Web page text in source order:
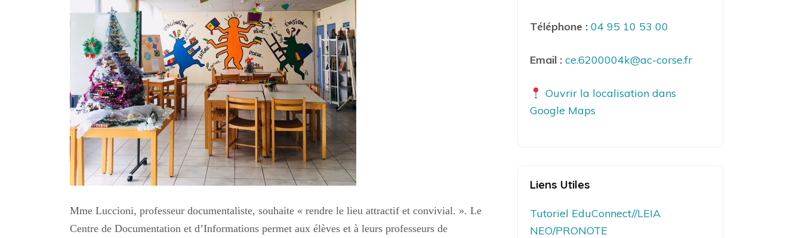
Mme Luccioni, professeur documentaliste, souhaite « rendre le lieu attractif et convivial. ». Le
Centre de Documentation et d’Informations permet aux élèves et à leurs professeurs de
Téléphone : 04 95 10 53 00
Email : ce.6200004k@ac-corse.fr
Ouvrir la localisation dans
Google Maps
Liens Utiles
Tutoriel EduConnect//LEIA
NEO/PRONOTE